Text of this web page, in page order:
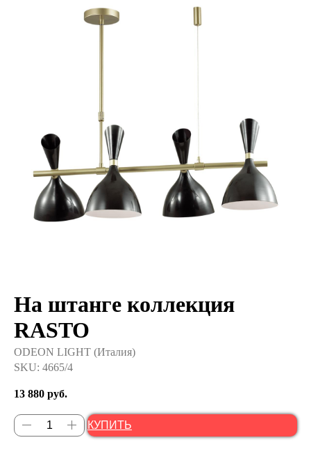
LED PREMIUM
На штанге коллекция
RASTO
ODEON LIGHT (Италия)
SKU: 4665/4
13 880 руб.
КУПИТЬ